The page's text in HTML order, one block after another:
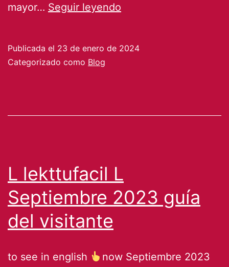
mayor… Seguir leyendo
Publicada el 23 de enero de 2024
Categorizado como Blog
L lekttufacil L
Septiembre 2023 guía
del visitante
to see in english
now Septiembre 2023